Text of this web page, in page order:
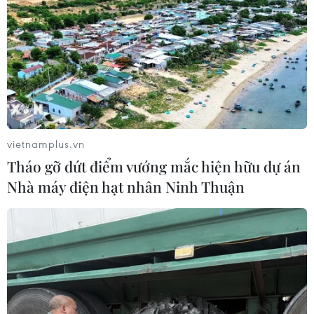
Huy Anh (Vietnam+)
vietnamplus.vn
Tháo gỡ dứt điểm vướng mắc hiện hữu dự án
Nhà máy điện hạt nhân Ninh Thuận